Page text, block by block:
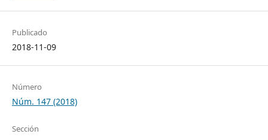
Publicado
2018-11-09
Número
Núm. 147 (2018)
Sección